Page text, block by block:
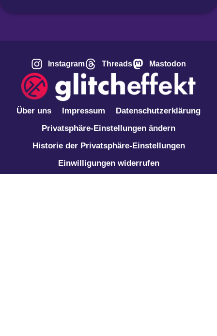
Instagram Threads Mastodon
Über uns Impressum
Datenschutzerklärung
Privatsphäre-Einstellungen ändern
Historie der Privatsphäre-Einstellungen
Einwilligungen widerrufen